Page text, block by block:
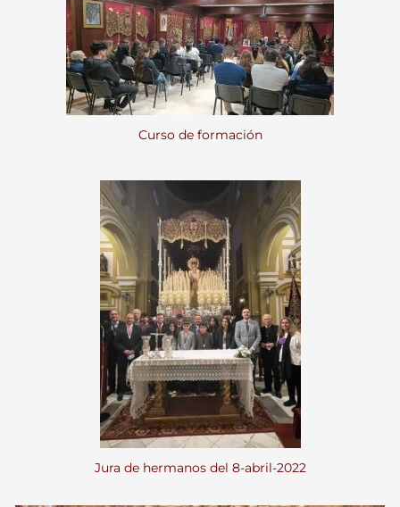
Curso de formación
Jura de hermanos del 8-abril-2022